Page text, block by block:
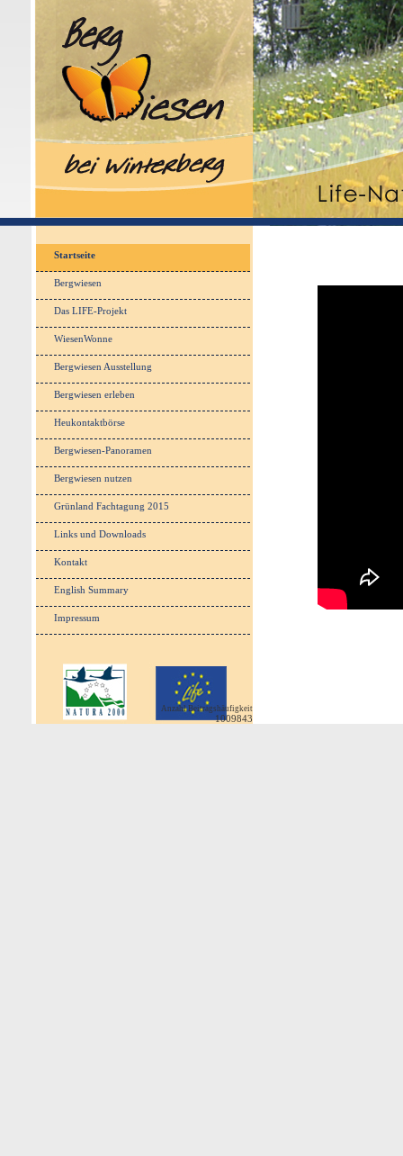
Startseite
Bergwiesen
Das LIFE-Projekt
WiesenWonne
Bergwiesen Ausstellung
Bergwiesen erleben
Heukontaktbörse
Bergwiesen-Panoramen
Bergwiesen nutzen
Grünland Fachtagung 2015
Links und Downloads
Kontakt
English Summary
Impressum
Anzahl Beitragshäufigkeit
1009843